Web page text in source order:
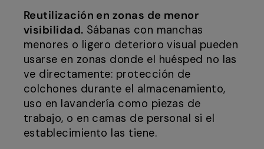
Reutilización en zonas de menor
visibilidad. Sábanas con manchas
menores o ligero deterioro visual pueden
usarse en zonas donde el huésped no las
ve directamente: protección de
colchones durante el almacenamiento,
uso en lavandería como piezas de
trabajo, o en camas de personal si el
establecimiento las tiene.